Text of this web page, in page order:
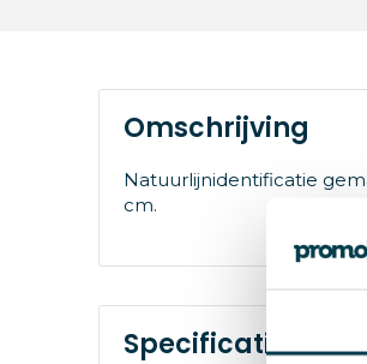
Omschrijving
Natuurlijnidentificatie
cm.
Specificaties